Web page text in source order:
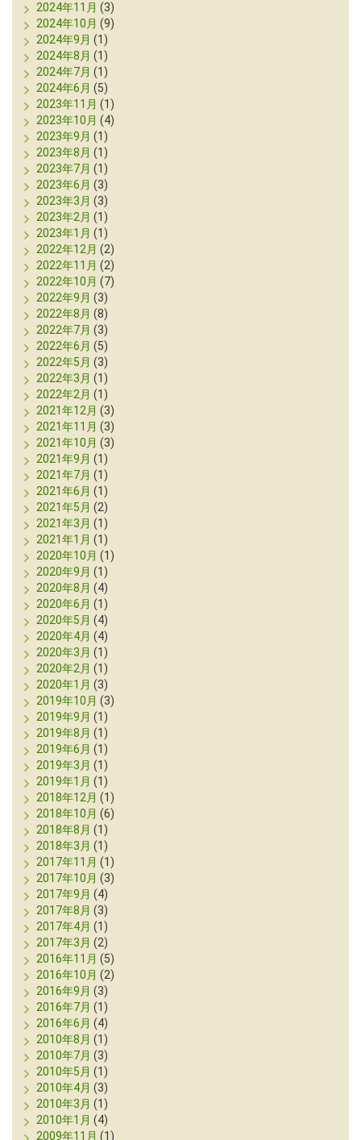
2024年11月 (3)
2024年10月 (9)
2024年9月 (1)
2024年8月 (1)
2024年7月 (1)
2024年6月 (5)
2023年11月 (1)
2023年10月 (4)
2023年9月 (1)
2023年8月 (1)
2023年7月 (1)
2023年6月 (3)
2023年3月 (3)
2023年2月 (1)
2023年1月 (1)
2022年12月 (2)
2022年11月 (2)
2022年10月 (7)
2022年9月 (3)
2022年8月 (8)
2022年7月 (3)
2022年6月 (5)
2022年5月 (3)
2022年3月 (1)
2022年2月 (1)
2021年12月 (3)
2021年11月 (3)
2021年10月 (3)
2021年9月 (1)
2021年7月 (1)
2021年6月 (1)
2021年5月 (2)
2021年3月 (1)
2021年1月 (1)
2020年10月 (1)
2020年9月 (1)
2020年8月 (4)
2020年6月 (1)
2020年5月 (4)
2020年4月 (4)
2020年3月 (1)
2020年2月 (1)
2020年1月 (3)
2019年10月 (3)
2019年9月 (1)
2019年8月 (1)
2019年6月 (1)
2019年3月 (1)
2019年1月 (1)
2018年12月 (1)
2018年10月 (6)
2018年8月 (1)
2018年3月 (1)
2017年11月 (1)
2017年10月 (3)
2017年9月 (4)
2017年8月 (3)
2017年4月 (1)
2017年3月 (2)
2016年11月 (5)
2016年10月 (2)
2016年9月 (3)
2016年7月 (1)
2016年6月 (4)
2010年8月 (1)
2010年7月 (3)
2010年5月 (1)
2010年4月 (3)
2010年3月 (1)
2010年1月 (4)
2009年11月 (1)